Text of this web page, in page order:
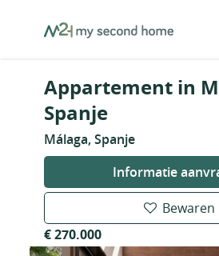
MySecondHome
Appartement in
Spanje
Málaga, Spanje
Informatie
Bewaren
€ 270.000